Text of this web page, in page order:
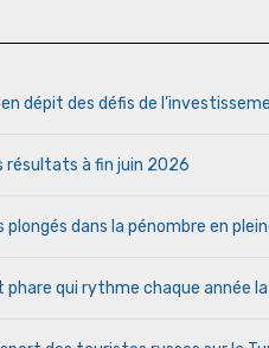
dépit des défis de
résultats à fin juin 2026
plongés dans la pénombre en
phare qui rythme chaque année